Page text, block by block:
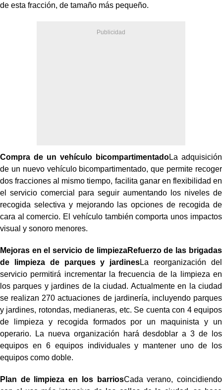
de esta fracción, de tamaño más pequeño.
Compra de un vehículo bicompartimentadoLa adquisición
de un nuevo vehículo bicompartimentado, que permite recoger
dos fracciones al mismo tiempo, facilita ganar en flexibilidad en
el servicio comercial para seguir aumentando los niveles de
recogida selectiva y mejorando las opciones de recogida de
cara al comercio. El vehículo también comporta unos impactos
visual y sonoro menores.
Mejoras en el servicio de limpiezaRefuerzo de las brigadas
de limpieza de parques y jardinesLa reorganización del
servicio permitirá incrementar la frecuencia de la limpieza en
los parques y jardines de la ciudad. Actualmente en la ciudad
se realizan 270 actuaciones de jardinería, incluyendo parques
y jardines, rotondas, medianeras, etc. Se cuenta con 4 equipos
de limpieza y recogida formados por un maquinista y un
operario. La nueva organización hará desdoblar a 3 de los
equipos en 6 equipos individuales y mantener uno de los
equipos como doble.
Plan de limpieza en los barriosCada verano, coincidiendo